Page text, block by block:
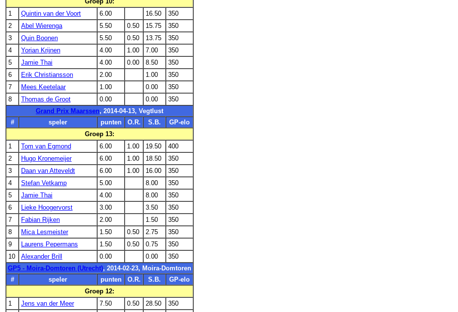
1
Quintin van der Voort 6.00 16.50
350
2
Abel Wierenga 5.50 0.50 15.75
350
3
Quin Boonen 5.50 0.50 13.75
350
4
Yorian Krijnen 4.00 1.00 7.00
350
5
Jamie Thai 4.00 0.00 8.50
350
6
Erik Christiansson 2.00 1.00
350
7
Mees Keetelaar 1.00 0.00
350
8
Thomas de Groot 0.00 0.00
350
Grand Prix Maarssen, 2014-04-13, Vegtlust
#
speler punten O.R. S.B.
GP-elo
Groep 13:
1
Tom van Egmond 6.00 1.00 19.50
400
2
Hugo Kronemeijer 6.00 1.00 18.50
350
3
Daan van Atteveldt 6.00 1.00 16.00
350
4
Stefan Vetkamp 5.00 8.00
350
5
Jamie Thai 4.00 8.00
350
6
Lieke Hoogervorst 3.00 3.50
350
7
Fabian Rijken 2.00 1.50
350
8
Mica Lesmeister 1.50 0.50 2.75
350
9
Laurens Pepermans 1.50 0.50 0.75
350
10
Alexander Brill 0.00 0.00
350
GP5 - Moira-Domtoren (Utrecht), 2014-02-23, Moira-Domtoren
#
speler punten O.R. S.B.
GP-elo
Groep 12:
1
Jens van der Meer 7.50 0.50 28.50 350